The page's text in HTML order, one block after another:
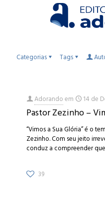
Categorias Tags
Adorandoem 14 de
Pastor Zezinho –
“Vimos a Sua Glória” é o
Zezinho. Com seu jeito
conduz a compreender
39